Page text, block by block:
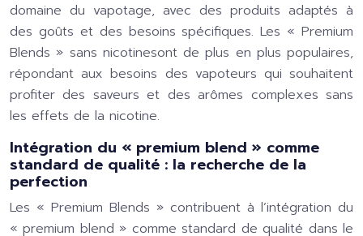
domaine du vapotage, avec des produits adaptés à
des goûts et des besoins spécifiques. Les « Premium
Blends » sans nicotinesont de plus en plus populaires,
répondant aux besoins des vapoteurs qui souhaitent
profiter des saveurs et des arômes complexes sans
les effets de la nicotine.
Intégration du « premium blend » comme
standard de qualité : la recherche de la
perfection
Les « Premium Blends » contribuent à l’intégration du
« premium blend » comme standard de qualité dans le